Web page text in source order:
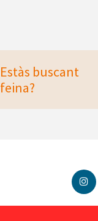
Estàs buscant
feina?